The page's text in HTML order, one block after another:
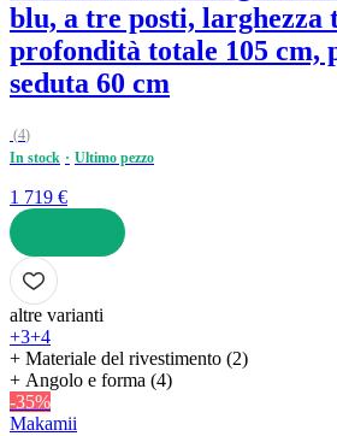
blu, a tre posti, larghezza
profondità totale 105 cm,
seduta 60 cm
(4)
In stock
Ultimo pezzo
1 719 €
AGGIUNGI
altre varianti
+3+4
+ Materiale del rivestimento (2)
+ Angolo e forma (4)
-35%
Makamii